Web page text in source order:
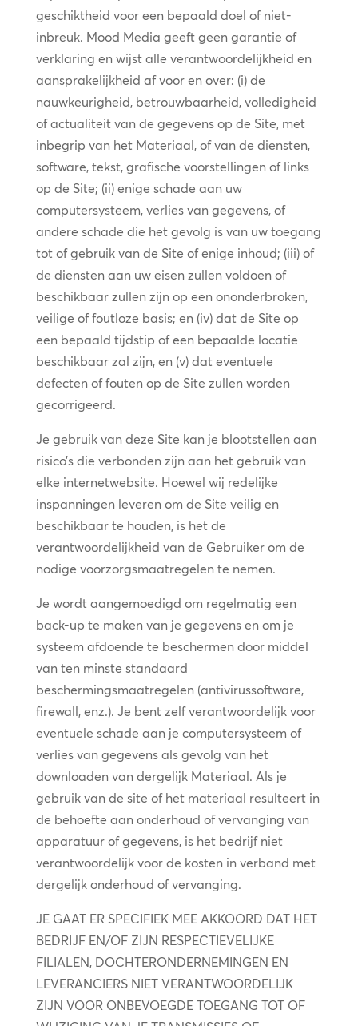
geschiktheid voor een bepaald doel of niet-
inbreuk. Mood Media geeft geen garantie of
verklaring en wijst alle verantwoordelijkheid en
aansprakelijkheid af voor en over: (i) de
nauwkeurigheid, betrouwbaarheid, volledigheid
of actualiteit van de gegevens op de Site, met
inbegrip van het Materiaal, of van de diensten,
software, tekst, grafische voorstellingen of links
op de Site; (ii) enige schade aan uw
computersysteem, verlies van gegevens, of
andere schade die het gevolg is van uw toegang
tot of gebruik van de Site of enige inhoud; (iii) of
de diensten aan uw eisen zullen voldoen of
beschikbaar zullen zijn op een ononderbroken,
veilige of foutloze basis; en (iv) dat de Site op
een bepaald tijdstip of een bepaalde locatie
beschikbaar zal zijn, en (v) dat eventuele
defecten of fouten op de Site zullen worden
gecorrigeerd.
Je gebruik van deze Site kan je blootstellen aan
risico’s die verbonden zijn aan het gebruik van
elke internetwebsite. Hoewel wij redelijke
inspanningen leveren om de Site veilig en
beschikbaar te houden, is het de
verantwoordelijkheid van de Gebruiker om de
nodige voorzorgsmaatregelen te nemen.
Je wordt aangemoedigd om regelmatig een
back-up te maken van je gegevens en om je
systeem afdoende te beschermen door middel
van ten minste standaard
beschermingsmaatregelen (antivirussoftware,
firewall, enz.). Je bent zelf verantwoordelijk voor
eventuele schade aan je computersysteem of
verlies van gegevens als gevolg van het
downloaden van dergelijk Materiaal. Als je
gebruik van de site of het materiaal resulteert in
de behoefte aan onderhoud of vervanging van
apparatuur of gegevens, is het bedrijf niet
verantwoordelijk voor de kosten in verband met
dergelijk onderhoud of vervanging.
JE GAAT ER SPECIFIEK MEE AKKOORD DAT HET
BEDRIJF EN/OF ZIJN RESPECTIEVELIJKE
FILIALEN, DOCHTERONDERNEMINGEN EN
LEVERANCIERS NIET VERANTWOORDELIJK
ZIJN VOOR ONBEVOEGDE TOEGANG TOT OF